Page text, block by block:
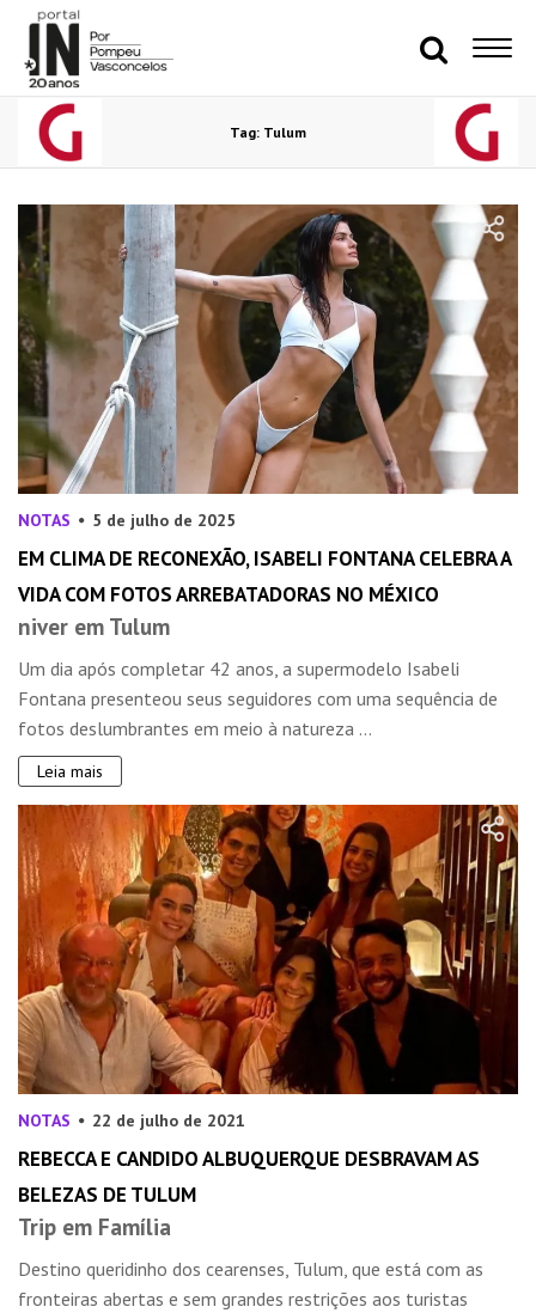
Tag: Tulum
NOTAS 5 de julho de 2025
EM CLIMA DE RECONEXÃO, ISABELI FONTANA CELEBRA A
VIDA COM FOTOS ARREBATADORAS NO MÉXICO
niver em Tulum
Um dia após completar 42 anos, a supermodelo Isabeli
Fontana presenteou seus seguidores com uma sequência de
fotos deslumbrantes em meio à natureza ...
Leia mais
NOTAS 22 de julho de 2021
REBECCA E CANDIDO ALBUQUERQUE DESBRAVAM AS
BELEZAS DE TULUM
Trip em Família
Destino queridinho dos cearenses, Tulum, que está com as
fronteiras abertas e sem grandes restrições aos turistas